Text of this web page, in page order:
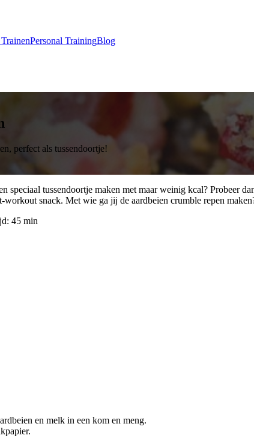
Personal TrainingBlog
perfect als tussendoortje!
tussendoortje maken met maar weinig kcal? Probeer
snack. Met wie ga jij de aardbeien crumble repen
45 min
en melk in een kom en meng.